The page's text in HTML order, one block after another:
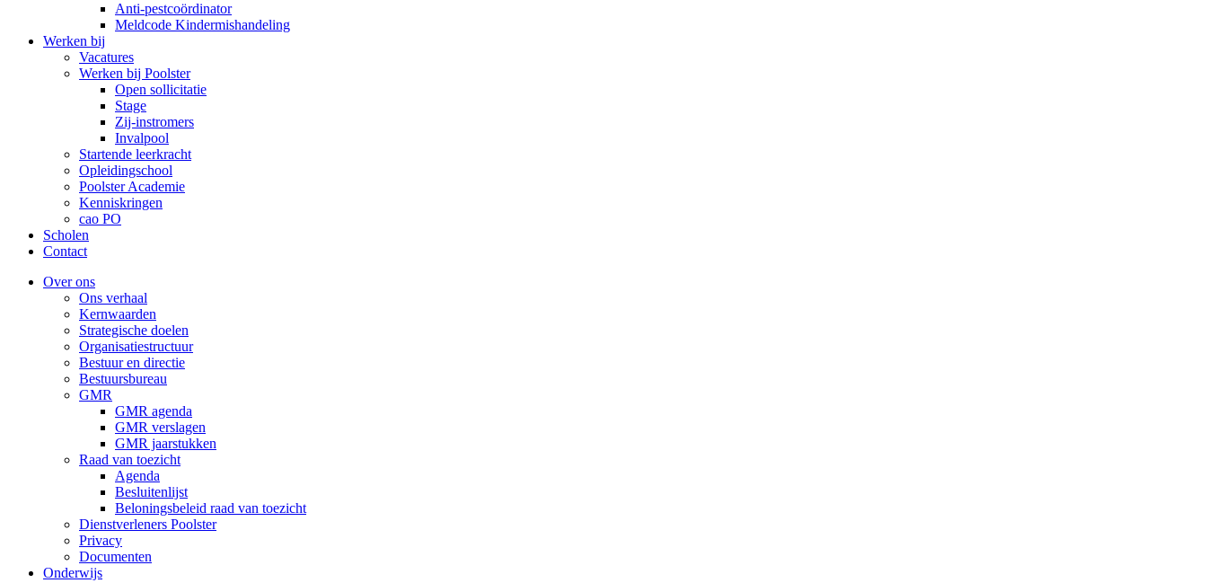
Anti-pestcoördinator
Meldcode Kindermishandeling
Werken bij
Vacatures
Werken bij Poolster
Open sollicitatie
Stage
Zij-instromers
Invalpool
Startende leerkracht
Opleidingschool
Poolster Academie
Kenniskringen
cao PO
Scholen
Contact
Over ons
Ons verhaal
Kernwaarden
Strategische doelen
Organisatiestructuur
Bestuur en directie
Bestuursbureau
GMR
GMR agenda
GMR verslagen
GMR jaarstukken
Raad van toezicht
Agenda
Besluitenlijst
Beloningsbeleid raad van toezicht
Dienstverleners Poolster
Privacy
Documenten
Onderwijs